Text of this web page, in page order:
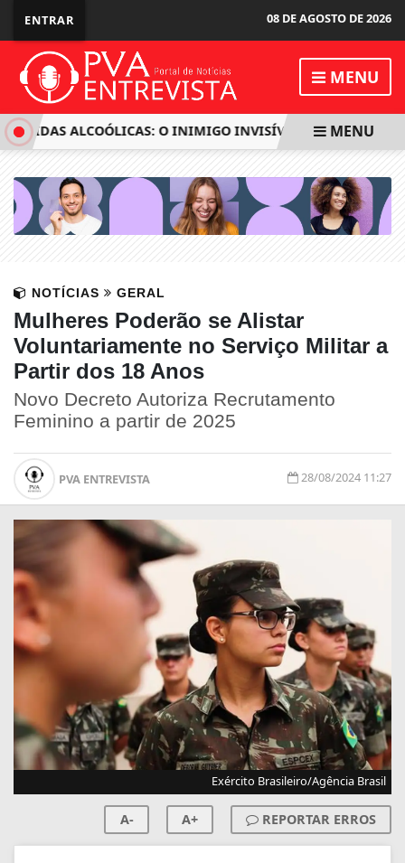
ENTRAR 08 DE AGOSTO DE 2026
MENU
ALCOÓLICAS: O INIMIGO INVISÍVEL QUE PODE MATAR
MENU
NOTÍCIAS GERAL
Mulheres Poderão se Alistar
Voluntariamente no Serviço Militar a
Partir dos 18 Anos
Novo Decreto Autoriza Recrutamento
Feminino a partir de 2025
PVA ENTREVISTA 28/08/2024 11:27
Exército Brasileiro/Agência Brasil
A- A+ REPORTAR ERROS